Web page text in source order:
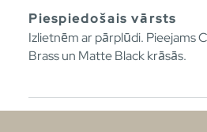
Piespiedošais vārsts
Izlietnēm ar pārplūdi. Pieejams
Brass un Matte Black krāsās.